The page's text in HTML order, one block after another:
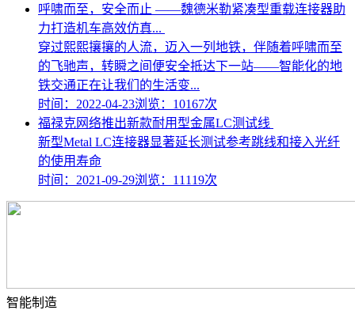
呼啸而至，安全而止 ——魏德米勒紧凑型重载连接器助
力打造机车高效仿真...
穿过熙熙攘攘的人流，迈入一列地铁，伴随着呼啸而至
的飞驰声，转瞬之间便安全抵达下一站——智能化的地
铁交通正在让我们的生活变...
时间：2022-04-23浏览：10167次
福禄克网络推出新款耐用型金属LC测试线
新型Metal LC连接器显著延长测试参考跳线和接入光纤
的使用寿命
时间：2021-09-29浏览：11119次
智能制造